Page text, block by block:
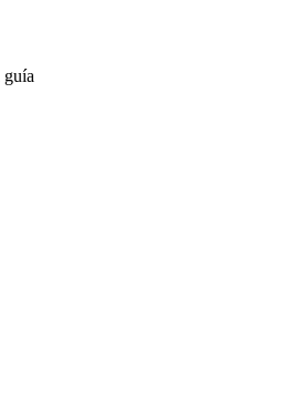
guía